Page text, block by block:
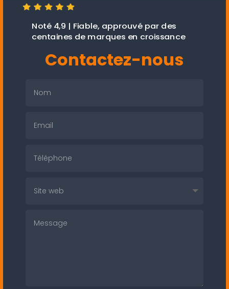
Noté 4,9 | Fiable, approuvé par des
centaines de marques en croissance
Contactez-nous